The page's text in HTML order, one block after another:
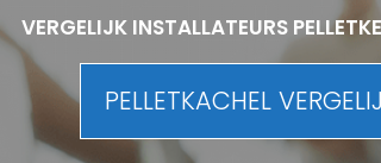
VERGELIJK INSTALLATEURS
PELLETKACHEL